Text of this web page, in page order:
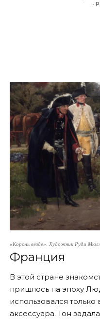
-
«Король везде». Художник Руди
Франция
В этой стране
пришлось на эпоху
использовался
аксессуара. Тон